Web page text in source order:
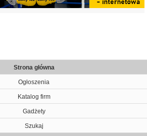
Strona główna
Ogłoszenia
Katalog firm
Gadżety
Szukaj